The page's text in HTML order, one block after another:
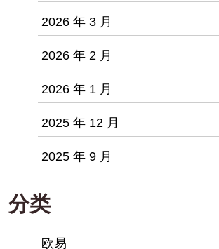
2026 年 3 月
2026 年 2 月
2026 年 1 月
2025 年 12 月
2025 年 9 月
分类
欧易